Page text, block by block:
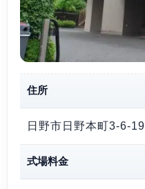
住所
日野市日野本町3-6-19
式場料金